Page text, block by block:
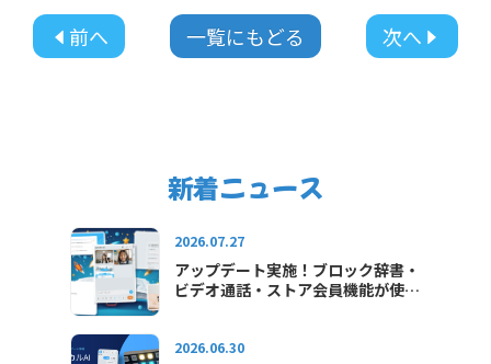
前へ 一覧にもどる 次へ
新着ニュース
2026.07.27
アップデート実施！ブロック辞書・
ビデオ通話・ストア会員機能が使え
2026.06.30